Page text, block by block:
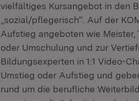
vielfältiges Kursangebot in den
„sozial/pflegerisch“. Auf der
Aufstieg angeboten wie Meister,
oder Umschulung und zur
Bildungsexperten in 1:1 Video-
Umstieg oder Aufstieg und
rund um die berufliche